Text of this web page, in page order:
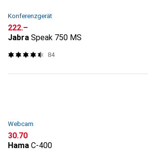
Konferenzgerät
CHF
222.–
Jabra Speak 750 MS
84
Webcam
CHF
30.70
Hama C-400